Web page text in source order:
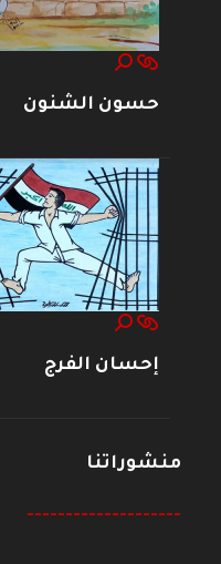
حسون الشنون
إحسان الفرج
منشوراتنا
--------------------